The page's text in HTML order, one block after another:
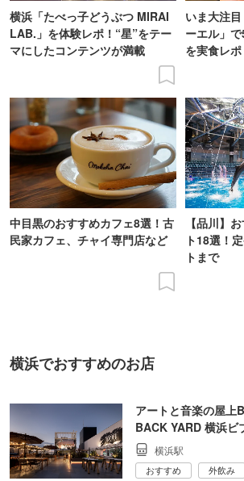
横浜「たべっ子どうぶつ MIRAI
LAB.」を体験レポ！“星”をテー
マにしたコンテンツが満載
いま大注
ーエル」
を実食レポ
中目黒のおすすめカフェ8選！古
民家カフェ、チャイ専門店など
【品川】
ト18選！
トまで
横浜でおすすめのお店
アートと音楽の屋上
BACK YARD 横浜ビ
横浜駅
おすすめ 外飲み